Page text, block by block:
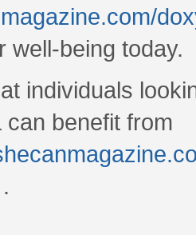
well-being today.
individuals
can benefit from